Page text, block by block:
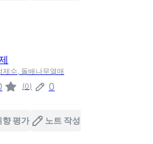
제수, 돌배나무열매
(0) 0
향 평가 노트 작성